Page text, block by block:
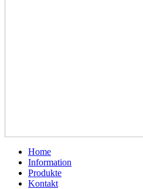
Menu
Home
Information
Produkte
Kontakt